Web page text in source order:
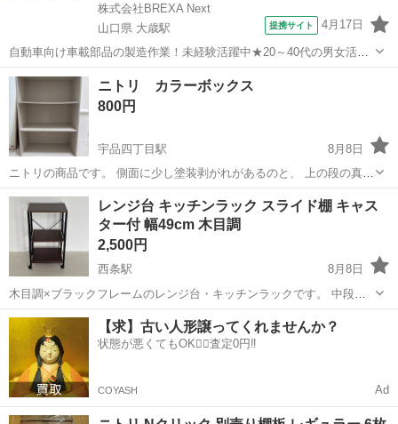
株式会社BREXA Next
山口県 大歳駅
提携サイト 4月17日
自動車向け車載部品の製造作業！未経験活躍中★20～40代の男女活躍
中！友達同士での応募OK！備品付きワンルーム寮費無料！赴任旅費会
社負担！生活支援物資事前対応可◎格安食堂利用可！年間休日135日
♪《山口県山口市》 人気の工...
山口 山口市 大歳駅
ニトリ カラーボックス
800円
宇品四丁目駅
8月8日
ニトリの商品です。 側面に少し塗装剥がれがあるのと、 上の段の真ん
中が少し歪んでいます。 玄関前まで取りに来ていただける方お願いし
ます。 7/18.19.24.25.26引渡し限定です。
広島 広島市 宇品四丁目駅 収納家具
レンジ台 キッチンラック スライド棚 キャス
ター付 幅49cm 木目調
2,500円
西条駅
8月8日
木目調×ブラックフレームのレンジ台・キッチンラックです。 中段は
手前に引き出せるスライド棚になっており、炊飯器や電気ケトルなど
の収納にも便利です。 キャスター付きなので移動も簡単です。 【サイ
ズ】 ・幅：約49cm ・奥...
広島 東広島市 西条駅 収納家具 キャスター
【求】古い人形譲ってくれませんか？
状態が悪くてもOK🙆‍♀️査定0円‼️
COYASH Ad